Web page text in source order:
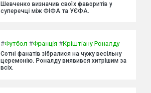
Шевченко визначив своїх фаворитів у
суперечці між ФІФА та УЄФА.
#Футбол #Франція #Кріштіану Роналду
Сотні фанатів зібралися на чужу весільну
церемонію. Роналду виявився хитрішим за
всіх.